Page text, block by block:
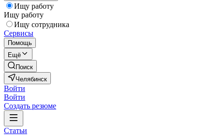
Ищу работу
Ищу работу
Ищу сотрудника
Сервисы
Помощь
Ещё
Поиск
Челябинск
Войти
Войти
Создать резюме
Статьи